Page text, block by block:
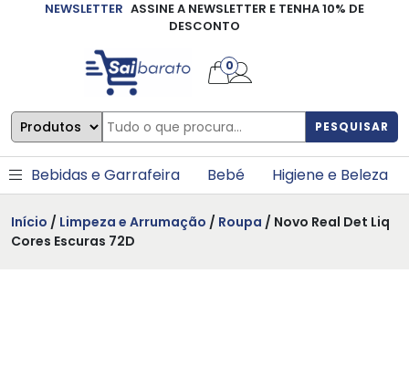
NEWSLETTER ASSINE A NEWSLETTER E TENHA 10% DE
DESCONTO
PESQUISAR
0
Bebidas e Garrafeira Bebé Higiene e Beleza
Início / Limpeza e Arrumação / Roupa / Novo Real Det Liq
Cores Escuras 72D